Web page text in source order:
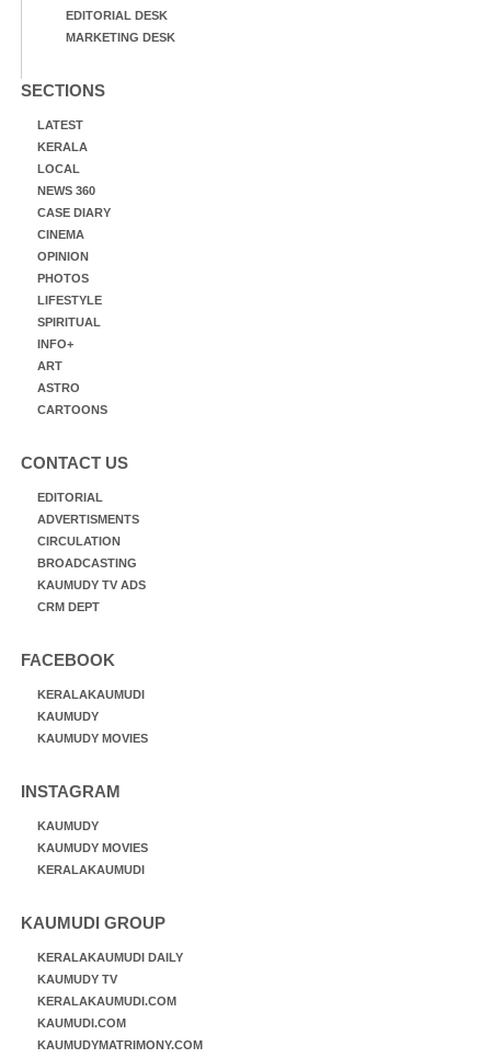
EDITORIAL DESK
MARKETING DESK
SECTIONS
LATEST
KERALA
LOCAL
NEWS 360
CASE DIARY
CINEMA
OPINION
PHOTOS
LIFESTYLE
SPIRITUAL
INFO+
ART
ASTRO
CARTOONS
CONTACT US
EDITORIAL
ADVERTISMENTS
CIRCULATION
BROADCASTING
KAUMUDY TV ADS
CRM DEPT
FACEBOOK
KERALAKAUMUDI
KAUMUDY
KAUMUDY MOVIES
INSTAGRAM
KAUMUDY
KAUMUDY MOVIES
KERALAKAUMUDI
KAUMUDI GROUP
KERALAKAUMUDI DAILY
KAUMUDY TV
KERALAKAUMUDI.COM
KAUMUDI.COM
KAUMUDYMATRIMONY.COM